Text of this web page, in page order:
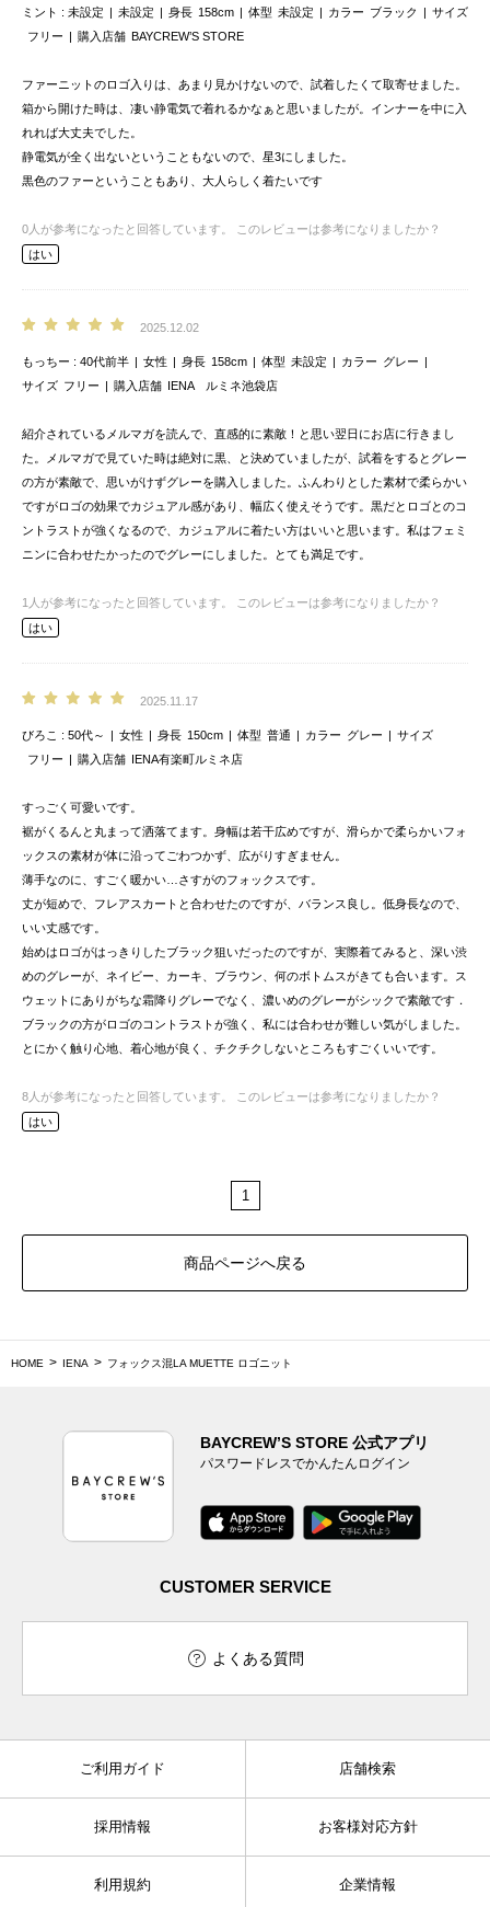
ミント 未設定 未設定 身長 158cm 体型 未設定 カラー ブラック
サイズ
フリー
購入店舗 BAYCREW’S STORE
ファーニットのロゴ入りは、あまり見かけないので、試着したくて取寄せました。
箱から開けた時は、凄い静電気で着れるかなぁと思いましたが。インナーを中に入
れれば大丈夫でした。
静電気が全く出ないということもないので、星3にしました。
黒色のファーということもあり、大人らしく着たいです
0 人が参考になったと回答しています。
このレビューは参考になりましたか？
はい
2025.12.02
もっちー 40代前半 女性 身長 158cm 体型 未設定 カラー グレー
サイズ フリー 購入店舗 IENA ルミネ池袋店
紹介されているメルマガを読んで、直感的に素敵！と思い翌日にお店に行きまし
た。メルマガで見ていた時は絶対に黒、と決めていましたが、試着をするとグレー
の方が素敵で、思いがけずグレーを購入しました。ふんわりとした素材で柔らかい
ですがロゴの効果でカジュアル感があり、幅広く使えそうです。黒だとロゴとのコ
ントラストが強くなるので、カジュアルに着たい方はいいと思います。私はフェミ
ニンに合わせたかったのでグレーにしました。とても満足です。
1 人が参考になったと回答しています。
このレビューは参考になりましたか？
はい
2025.11.17
びろこ 50代～ 女性 身長 150cm 体型 普通 カラー グレー
サイズ
フリー
購入店舗 IENA有楽町ルミネ店
すっごく可愛いです。
裾がくるんと丸まって洒落てます。身幅は若干広めですが、滑らかで柔らかいフォ
ックスの素材が体に沿ってごわつかず、広がりすぎません。
薄手なのに、すごく暖かい…さすがのフォックスです。
丈が短めで、フレアスカートと合わせたのですが、バランス良し。低身長なので、
いい丈感です。
始めはロゴがはっきりしたブラック狙いだったのですが、実際着てみると、深い渋
めのグレーが、ネイビー、カーキ、ブラウン、何のボトムスがきても合います。ス
ウェットにありがちな霜降りグレーでなく、濃いめのグレーがシックで素敵です．
ブラックの方がロゴのコントラストが強く、私には合わせが難しい気がしました。
とにかく触り心地、着心地が良く、チクチクしないところもすごくいいです。
8 人が参考になったと回答しています。
このレビューは参考になりましたか？
はい
1
商品ページへ戻る
HOME IENA フォックス混LA MUETTE ロゴニット
BAYCREW’S STORE 公式アプリ
パスワードレスでかんたんログイン
CUSTOMER SERVICE
よくある質問
ご利用ガイド 店舗検索
採用情報 お客様対応方針
利用規約 企業情報